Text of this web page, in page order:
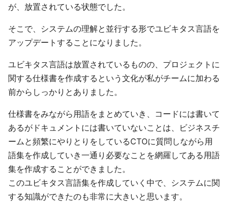
が、放置されている状態でした。
そこで、システムの理解と並行する形でユビキタス言語を
アップデートすることになりました。
ユビキタス言語は放置されているものの、プロジェクトに
関する仕様書を作成するという文化が私がチームに加わる
前からしっかりとありました。
仕様書をみながら用語をまとめていき、コードには書いて
あるがドキュメントには書いていないことは、ビジネスチ
ームと頻繁にやりとりをしているCTOに質問しながら用
語集を作成していき一通り必要なことを網羅してある用語
集を作成することができました。
このユビキタス言語集を作成していく中で、システムに関
する知識ができたのも非常に大きいと思います。